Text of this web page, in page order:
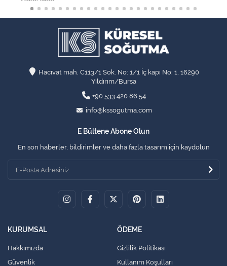
Hacıvat mah. C113/1 Sok. No: 1/1 İç kapı No: 1, 16290
Yıldırım/Bursa
+90 533 420 86 54
info@kssogutma.com
E Bültene Abone Olun
En son haberler, bildirimler ve daha fazla tasarım için kaydolun
KURUMSAL
Hakkımızda
Güvenlik
ÖDEME
Gizlilik Politikası
Kullanım Koşulları